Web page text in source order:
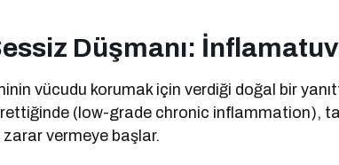
Düşmanı:
vücudu korumak için verdiği doğal bir
(low-grade chronic inflammation),
vermeye başlar.